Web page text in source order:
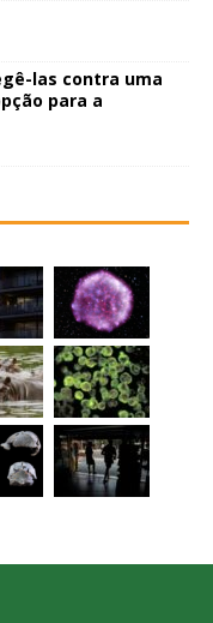
las contra uma
para a